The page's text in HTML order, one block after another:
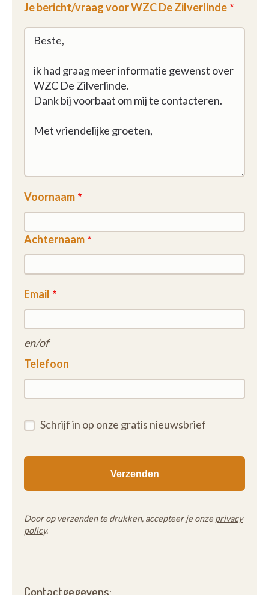
Je bericht/vraag voor WZC De Zilverlinde
Voornaam
Achternaam
Email
en/of
Telefoon
Schrijf in op onze gratis nieuwsbrief
Door op verzenden te drukken, accepteer je onze privacy
policy.
Contactgegevens: